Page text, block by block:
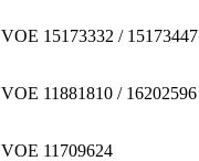
VOE 15173332 / 15173447
VOE 11881810 / 16202596
VOE 11709624